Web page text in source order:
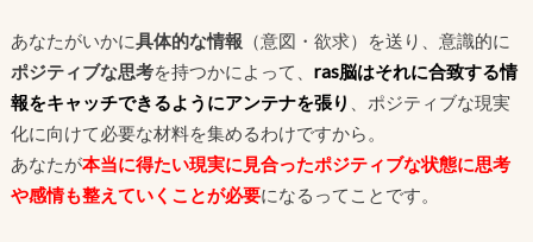
あなたがいかに具体的な情報 （意図・欲求）を送り、意識的に
ポジティブな思考を持つかによって、 ras脳はそれに合致する情
報をキャッチできるようにアンテナを張り
、ポジティブな現実
化に向けて必要な材料を集めるわけですから。
あなたが本当に得たい現実に見合ったポジティブな状態に思考
や感情も整えていくことが必要になるってことです。